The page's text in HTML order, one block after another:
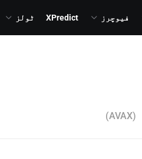
فیوچرز XPredict ٹولز
(AVAX)